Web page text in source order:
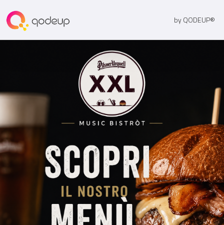
by QODEUP®